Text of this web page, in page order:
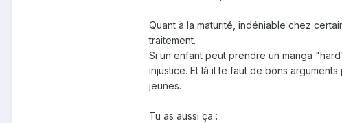
Quant à la maturité, indéniable chez
traitement.
Si un enfant peut prendre un manga
injustice. Et là il te faut de bons
jeunes.
Tu as aussi ça :